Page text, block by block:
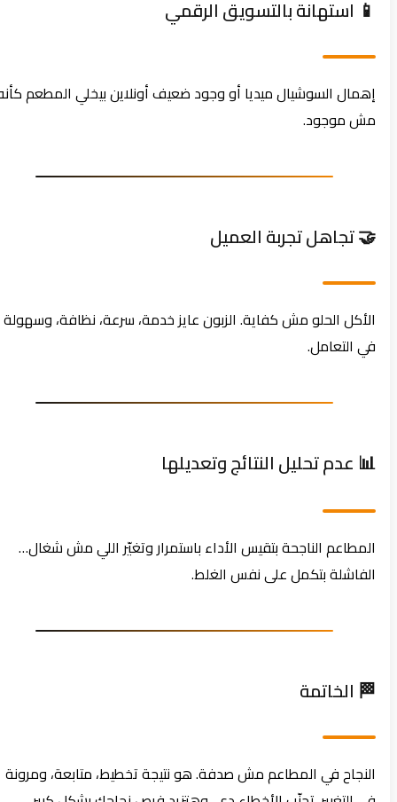
📱 استهانة بالتسويق الرقمي
إهمال السوشيال ميديا أو وجود ضعيف أونلاين بيخلي المطعم كأنه
مش موجود.
🤝 تجاهل تجربة العميل
الأكل الحلو مش كفاية. الزبون عايز خدمة، سرعة، نظافة، وسهولة
في التعامل.
📊 عدم تحليل النتائج وتعديلها
المطاعم الناجحة بتقيس الأداء باستمرار وتغيّر اللي مش شغال…
الفاشلة بتكمل على نفس الغلط.
🏁 الخاتمة
النجاح في المطاعم مش صدفة. هو نتيجة تخطيط، متابعة، ومرونة